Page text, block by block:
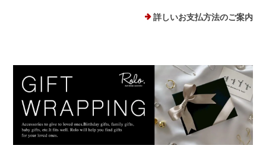
ルバーでどんなファションにも合うため、たくさん使わせていただき
ます。 ありがとうございました。
このたびは、Rolo.をご利用いただき有
難うございます。 痒みや違和感が出て
詳しいお支払方法のご案内